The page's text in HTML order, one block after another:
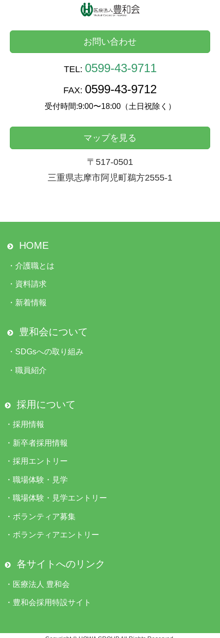
お問い合わせ
TEL: 0599-43-9711
FAX: 0599-43-9712
受付時間:9:00〜18:00（土日祝除く）
マップを見る
〒517-0501
三重県志摩市阿児町鵜方2555-1
HOME
・ 介護職とは
・ 資料請求
・ 新着情報
豊和会について
・ SDGsへの取り組み
・ 職員紹介
採用について
・ 採用情報
・ 新卒者採用情報
・ 採用エントリー
・ 職場体験・見学
・ 職場体験・見学エントリー
・ ボランティア募集
・ ボランティアエントリー
各サイトへのリンク
・ 医療法人 豊和会
・ 豊和会採用特設サイト